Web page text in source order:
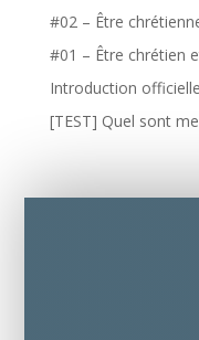
#02 – Être
#01 – Être chrétien
Introduction officielle
[TEST] Quel sont